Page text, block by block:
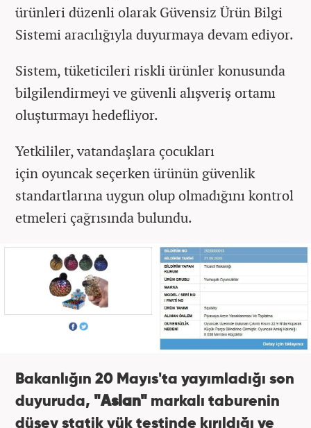
ürünleri düzenli olarak Güvensiz Ürün Bilgi
Sistemi aracılığıyla duyurmaya devam ediyor.
Sistem, tüketicileri riskli ürünler konusunda
bilgilendirmeyi ve güvenli alışveriş ortamı
oluşturmayı hedefliyor.
Yetkililer, vatandaşlara çocukları
için oyuncak seçerken ürünün güvenlik
standartlarına uygun olup olmadığını kontrol
etmeleri çağrısında bulundu.
Bakanlığın 20 Mayıs'ta yayımladığı son
duyuruda, "Aslan" markalı taburenin
düşey statik yük testinde kırıldığı ve